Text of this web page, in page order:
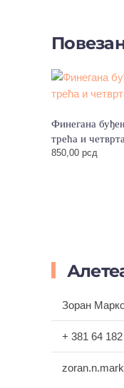
Финегана
трећа и
850,00 рсд
Зоран
+ 381 64